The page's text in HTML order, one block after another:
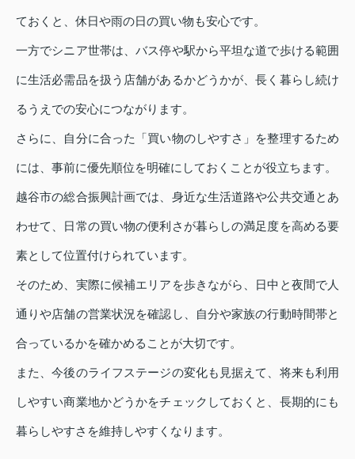
ておくと、休日や雨の日の買い物も安心です。
一方でシニア世帯は、バス停や駅から平坦な道で歩ける範囲
に生活必需品を扱う店舗があるかどうかが、長く暮らし続け
るうえでの安心につながります。
さらに、自分に合った「買い物のしやすさ」を整理するため
には、事前に優先順位を明確にしておくことが役立ちます。
越谷市の総合振興計画では、身近な生活道路や公共交通とあ
わせて、日常の買い物の便利さが暮らしの満足度を高める要
素として位置付けられています。
そのため、実際に候補エリアを歩きながら、日中と夜間で人
通りや店舗の営業状況を確認し、自分や家族の行動時間帯と
合っているかを確かめることが大切です。
また、今後のライフステージの変化も見据えて、将来も利用
しやすい商業地かどうかをチェックしておくと、長期的にも
暮らしやすさを維持しやすくなります。